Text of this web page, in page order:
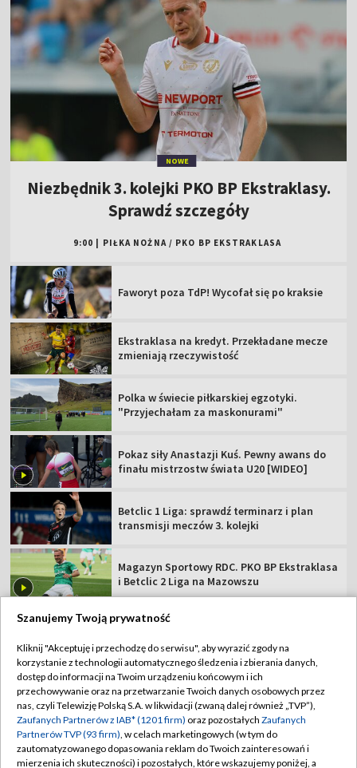
NOWE
Niezbędnik 3. kolejki PKO BP Ekstraklasy.
Sprawdź szczegóły
9:00 | PIŁKA NOŻNA / PKO BP EKSTRAKLASA
Faworyt poza TdP! Wycofał się po kraksie
Ekstraklasa na kredyt. Przekładane mecze
zmieniają rzeczywistość
Polka w świecie piłkarskiej egzotyki.
"Przyjechałam za maskonurami"
Pokaz siły Anastazji Kuś. Pewny awans do
finału mistrzostw świata U20 [WIDEO]
Betclic 1 Liga: sprawdź terminarz i plan
transmisji meczów 3. kolejki
Magazyn Sportowy RDC. PKO BP Ekstraklasa
i Betclic 2 Liga na Mazowszu
TVP
Abonament TVP
Sklep TVP
Biuro Reklamy
Regulamin TVP
Polityka prywatności
Moje zgody
Szanujemy Twoją prywatność
Kliknij "Akceptuję i przechodzę do serwisu", aby wyrazić zgody na
korzystanie z technologii automatycznego śledzenia i zbierania danych,
dostęp do informacji na Twoim urządzeniu końcowym i ich
przechowywanie oraz na przetwarzanie Twoich danych osobowych przez
nas, czyli Telewizję Polską S.A. w likwidacji (zwaną dalej również „TVP”),
Zaufanych Partnerów z IAB* (1201 firm) oraz pozostałych Zaufanych
Partnerów TVP (93 firm), w celach marketingowych (w tym do
zautomatyzowanego dopasowania reklam do Twoich zainteresowań i
mierzenia ich skuteczności) i pozostałych, które wskazujemy poniżej, a